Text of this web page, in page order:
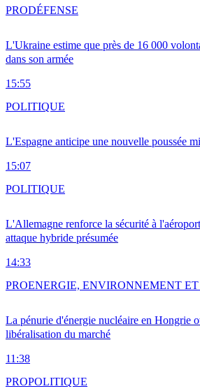
L'Ukraine estime que près de 16 000
dans son armée
15:55
PRODÉFENSE
L'Espagne anticipe une nouvelle poussée
15:07
POLITIQUE
L'Allemagne renforce la sécurité à
attaque hybride présumée
14:33
POLITIQUE
La pénurie d'énergie nucléaire en Hongrie
libéralisation du marché
11:38
PROENERGIE, ENVIRONNEMENT
PROPOLITIQUE